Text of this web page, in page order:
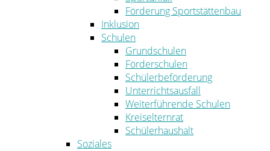
Förderung Sportstättenbau
Inklusion
Schulen
Grundschulen
Förderschulen
Schülerbeförderung
Unterrichtsausfall
Weiterführende Schulen
Kreiselternrat
Schülerhaushalt
Soziales